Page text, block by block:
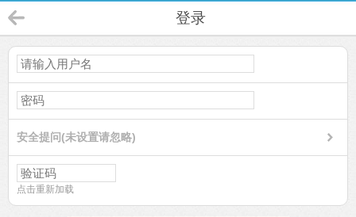
登录
安全提问(未设置请忽略)
点击重新加载